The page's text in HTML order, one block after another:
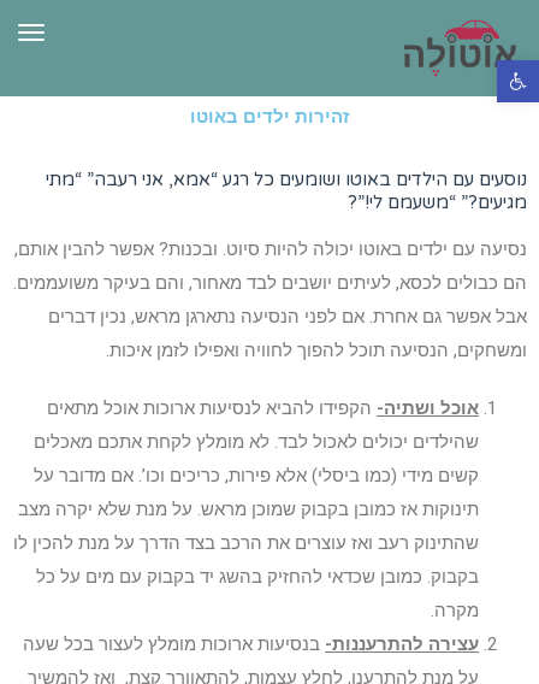
פתח סרגל נגישות
זהירות ילדים באוטו
נוסעים עם הילדים באוטו ושומעים כל רגע “אמא, אני רעבה” “מתי
מגיעים?” “משעמם לי!”?
נסיעה עם ילדים באוטו יכולה להיות סיוט. ובכנות? אפשר להבין אותם,
הם כבולים לכסא, לעיתים יושבים לבד מאחור, והם בעיקר משועממים.
אבל אפשר גם אחרת. אם לפני הנסיעה נתארגן מראש, נכין דברים
ומשחקים, הנסיעה תוכל להפוך לחוויה ואפילו לזמן איכות.
אוכל ושתיה- הקפידו להביא לנסיעות ארוכות אוכל מתאים
שהילדים יכולים לאכול לבד. לא מומלץ לקחת אתכם מאכלים
קשים מידי (כמו ביסלי) אלא פירות, כריכים וכו’. אם מדובר על
תינוקות אז כמובן בקבוק שמוכן מראש. על מנת שלא יקרה מצב
שהתינוק רעב ואז עוצרים את הרכב בצד הדרך על מנת להכין לו
בקבוק. כמובן שכדאי להחזיק בהשג יד בקבוק עם מים על כל
מקרה.
עצירה להתרעננות- בנסיעות ארוכות מומלץ לעצור בכל שעה
על מנת להתרענן, לחלץ עצמות, להתאוורר קצת, ואז להמשיך